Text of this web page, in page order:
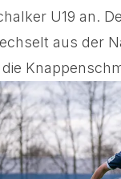
U19 an.
aus der
die